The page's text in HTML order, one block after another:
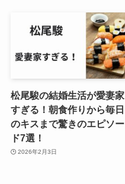
松尾駿の結婚生活が愛妻家
すぎる！朝食作りから毎日
のキスまで驚きのエピソー
ド7選！
2026年2月3日